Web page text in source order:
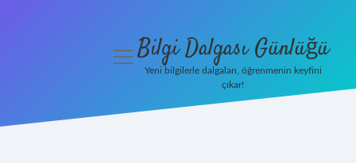
menüyüBilgi Dalgası Günlüğü
Yeni bilgilerle dalgalan, öğrenmenin keyfini
çıkar!